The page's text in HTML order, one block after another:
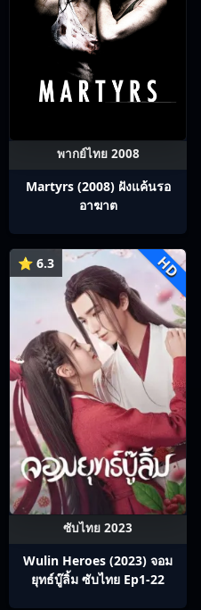
พากย์ไทย 2008
Martyrs (2008) ฝังแค้นรอ
อาฆาต
⭐ 6.3 HD
ซับไทย 2023
Wulin Heroes (2023) จอม
ยุทธ์บู๊ลิ้ม ซับไทย Ep1-22